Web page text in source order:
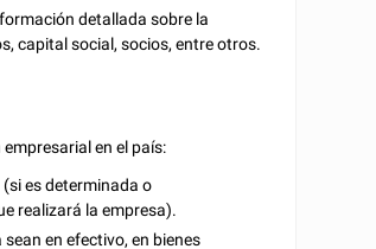
detallada sobre la
capital social, socios, entre otros.
en el país:
es determinada o
realizará la empresa).
en efectivo, en bienes